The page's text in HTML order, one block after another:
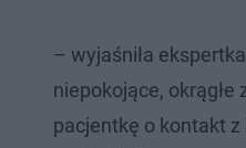
– wyjaśniła
niepokojące, okrągłe
pacjentkę o kontakt